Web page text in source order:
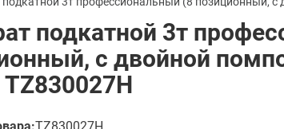
подкатной 3т
с двойной
TZ830027H